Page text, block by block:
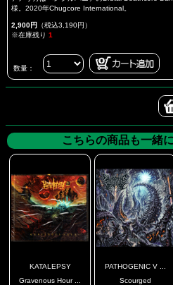
様。2020年Chugcore International。
2,900円 （税込3,190円）
※在庫残り 1
数量：
こちらの商品も一緒
KATALEPSY
Gravenous Hour ...
PATHOGENIC V ...
Scourged